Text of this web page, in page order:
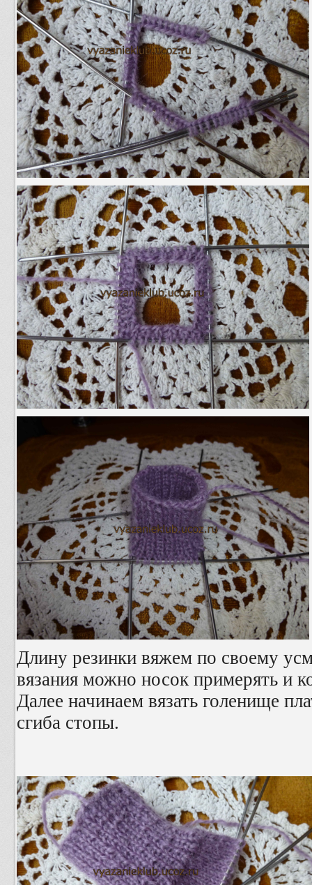
Длину резинки вяжем по своему
вязания можно носок примерять и
Далее начинаем вязать голенище
сгиба стопы.